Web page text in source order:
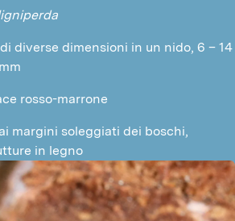
diverse dimensioni in un nido, 6 – 14
rosso-marrone
margini soleggiati dei boschi,
in legno